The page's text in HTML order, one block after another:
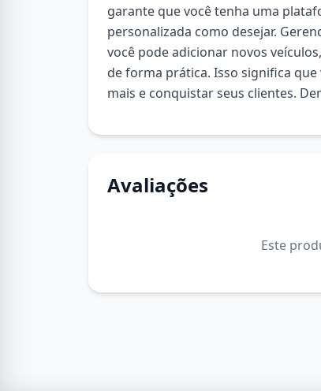
garante que você tenha uma
personalizada como desejar.
você pode adicionar novos
de forma prática. Isso significa
mais e conquistar seus clientes.
Avaliações
Este